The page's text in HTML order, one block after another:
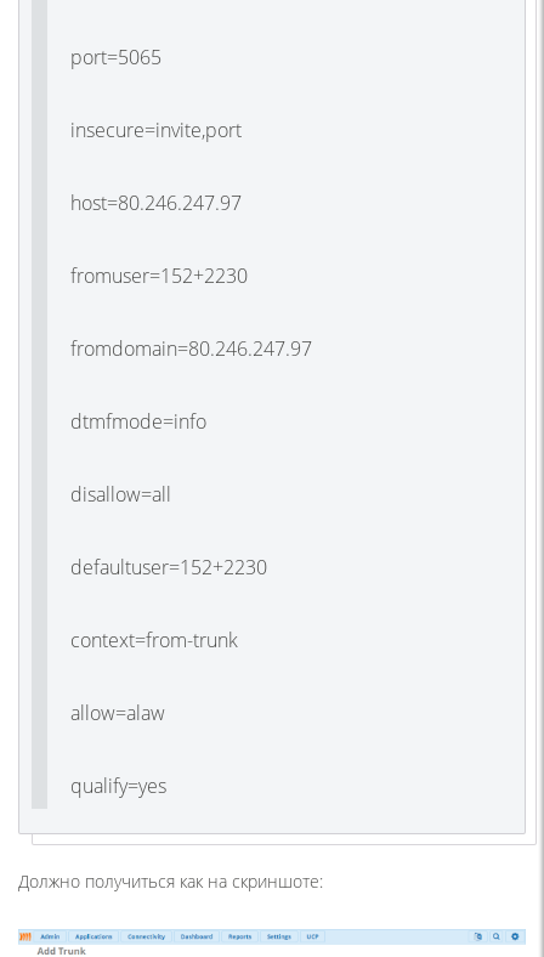
port=5065
insecure=invite,port
host=80.246.247.97
fromuser=152+2230
fromdomain=80.246.247.97
dtmfmode=info
disallow=all
defaultuser=152+2230
context=from-trunk
allow=alaw
qualify=yes
Должно получиться как на скриншоте: